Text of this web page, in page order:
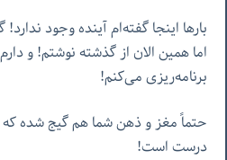
بارها اینجا گفته‌ام آینده وجود
اما همین الان از گذشته نوشتم! و
برنامه‌ریزی می‌کنم!
حتماً مغز و ذهن شما هم گیج شده
درست است!